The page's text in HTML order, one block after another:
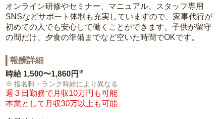
オンライン研修やセミナー、マニュアル、スタッフ専用
SNSなどサポート体制も充実していますので、家事代行が
初めての人でも安心して働くことができます。子供が留守
の間だけ、夕食の準備までなど空いた時間でOKです。
報酬詳細
時給 1,500〜1,860円 ※
指名料・ランク時給により異なる
週３日勤務で月収10万円も可能
本業として月収30万以上も可能